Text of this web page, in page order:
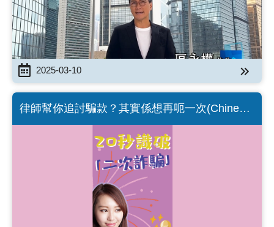
2025-03-10
律師幫你追討騙款？其實係想再呃一次(Chinese
Version only)